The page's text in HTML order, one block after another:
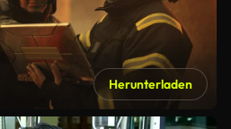
Herunterladen